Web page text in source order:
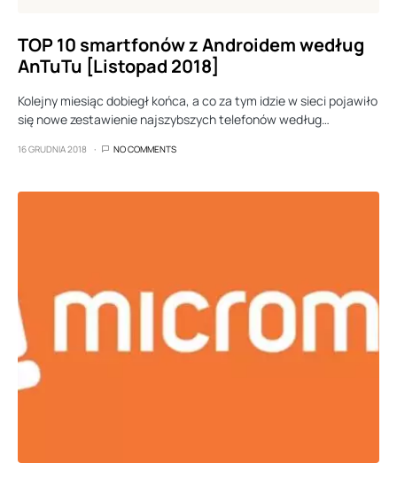
TOP 10 smartfonów z Androidem według
AnTuTu [Listopad 2018]
Kolejny miesiąc dobiegł końca, a co za tym idzie w sieci pojawiło
się nowe zestawienie najszybszych telefonów według…
16 GRUDNIA 2018 NO COMMENTS